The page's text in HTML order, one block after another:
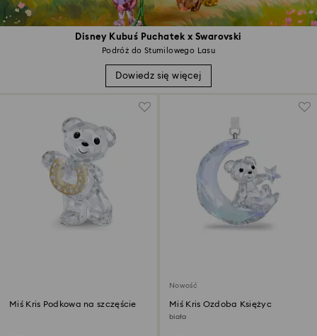
Disney Kubuś Puchatek x Swarovski
Podróż do Stumilowego Lasu
Dowiedz się więcej
Miś Kris Podkowa na szczęście
Nowość
Miś Kris Ozdoba Księżyc
biała